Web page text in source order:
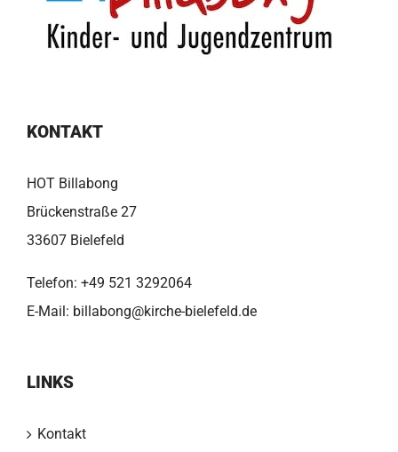
KONTAKT
HOT Billabong
Brückenstraße 27
33607 Bielefeld
Telefon: +49 521 3292064
E-Mail: billabong@kirche-bielefeld.de
LINKS
Kontakt